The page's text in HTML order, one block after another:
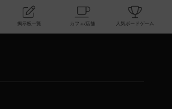
コミュニティ 掲示板一覧 カフェ/店舗